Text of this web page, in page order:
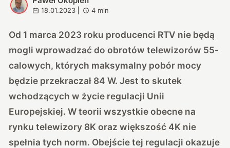
P
18.01.2023 4 min
Od 1 marca 2023 roku producenci RTV nie będą
mogli wprowadzać do obrotów telewizorów 55-
calowych, których maksymalny pobór mocy
będzie przekraczał 84 W. Jest to skutek
wchodzących w życie regulacji Unii
Europejskiej. W teorii wszystkie obecne na
rynku telewizory 8K oraz większość 4K nie
spełnia tych norm. Obejście tej regulacji okazuje